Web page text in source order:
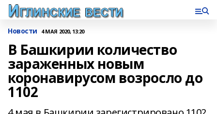
Новости 4 МАЯ 2020, 13:20
В Башкирии количество
зараженных новым
коронавирусом возросло до
1102